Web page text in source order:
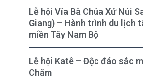
Lễ hội Vía Bà Chúa Xứ Núi
Giang) – Hành trình du lịch
miền Tây Nam Bộ
Lễ hội Katê – Độc đáo sắc
Chăm